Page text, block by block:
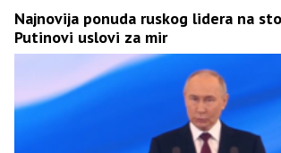
Najnovija ponuda ruskog lidera na
Putinovi uslovi za mir